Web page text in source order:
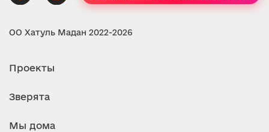
ОО Хатуль Мадан 2022-2026
Проекты
Зверята
Мы дома